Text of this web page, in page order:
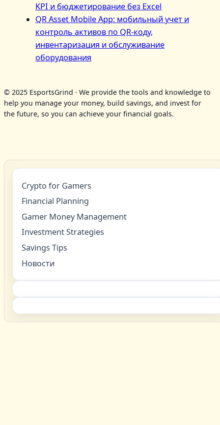
KPI и бюджетирование без Excel
QR Asset Mobile App: мобильный учет и
контроль активов по QR‑коду,
инвентаризация и обслуживание
оборудования
© 2025 EsportsGrind · We provide the tools and knowledge to
help you manage your money, build savings, and invest for
the future, so you can achieve your financial goals.
Crypto for Gamers
Financial Planning
Gamer Money Management
Investment Strategies
Savings Tips
Новости